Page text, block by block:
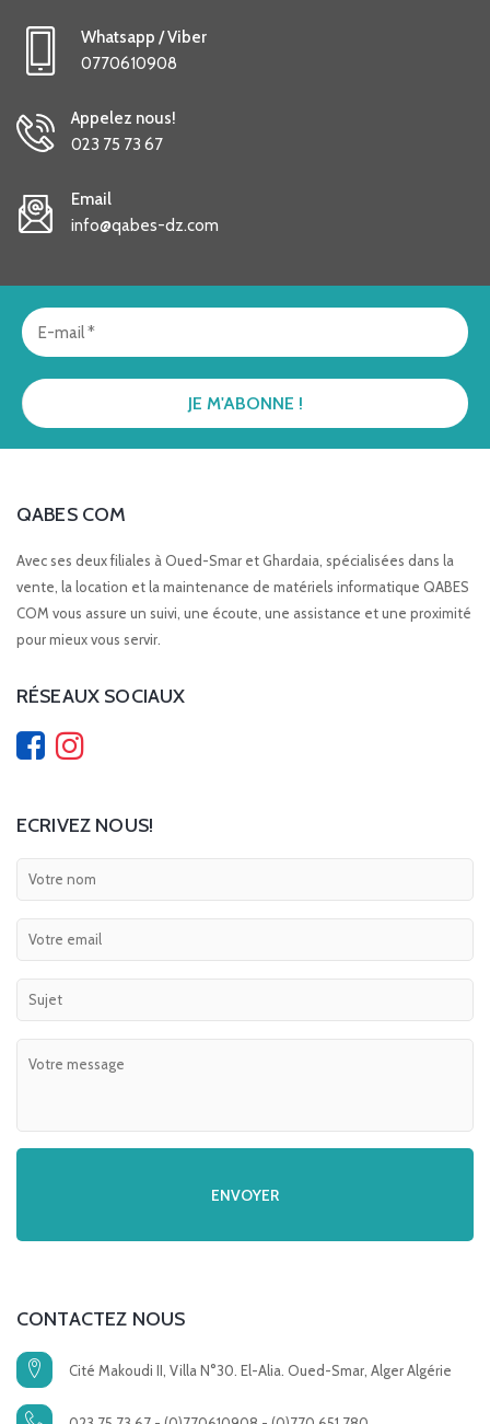
Whatsapp / Viber
0770610908
Appelez nous!
023 75 73 67
Email
info@qabes-dz.com
QABES COM
Avec ses deux filiales à Oued-Smar et Ghardaia, spécialisées dans la
vente, la location et la maintenance de matériels informatique QABES
COM vous assure un suivi, une écoute, une assistance et une proximité
pour mieux vous servir.
RÉSEAUX SOCIAUX
ECRIVEZ NOUS!
CONTACTEZ NOUS
Cité Makoudi II, Villa N°30. El-Alia. Oued-Smar, Alger Algérie